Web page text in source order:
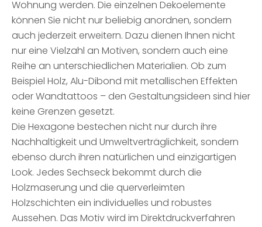
Wohnung werden. Die einzelnen Dekoelemente
können Sie nicht nur beliebig anordnen, sondern
auch jederzeit erweitern. Dazu dienen Ihnen nicht
nur eine Vielzahl an Motiven, sondern auch eine
Reihe an unterschiedlichen Materialien. Ob zum
Beispiel Holz, Alu-Dibond mit metallischen Effekten
oder Wandtattoos – den Gestaltungsideen sind hier
keine Grenzen gesetzt.
Die Hexagone bestechen nicht nur durch ihre
Nachhaltigkeit und Umweltverträglichkeit, sondern
ebenso durch ihren natürlichen und einzigartigen
Look. Jedes Sechseck bekommt durch die
Holzmaserung und die querverleimten
Holzschichten ein individuelles und robustes
Aussehen. Das Motiv wird im Direktdruckverfahren